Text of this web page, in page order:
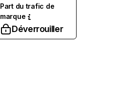
Part du trafic de
marque
Déverrouiller